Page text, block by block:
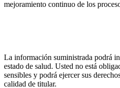
mejoramiento continuo de los
La información suministrada podrá
estado de salud. Usted no está
sensibles y podrá ejercer sus
calidad de titular.